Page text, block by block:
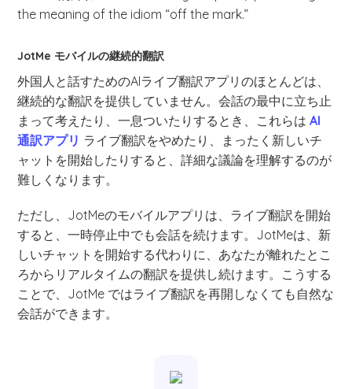
the meaning of the idiom “off the mark.”
JotMe モバイルの継続的翻訳
外国人と話すためのAIライブ翻訳アプリのほとんどは、
継続的な翻訳を提供していません。会話の最中に立ち止
まって考えたり、一息ついたりするとき、これらはAI
通訳アプリ ライブ翻訳をやめたり、まったく新しいチ
ャットを開始したりすると、詳細な議論を理解するのが
難しくなります。
ただし、JotMeのモバイルアプリは、ライブ翻訳を開始
すると、一時停止中でも会話を続けます。JotMeは、新
しいチャットを開始する代わりに、あなたが離れたとこ
ろからリアルタイムの翻訳を提供し続けます。こうする
ことで、JotMe ではライブ翻訳を再開しなくても自然な
会話ができます。